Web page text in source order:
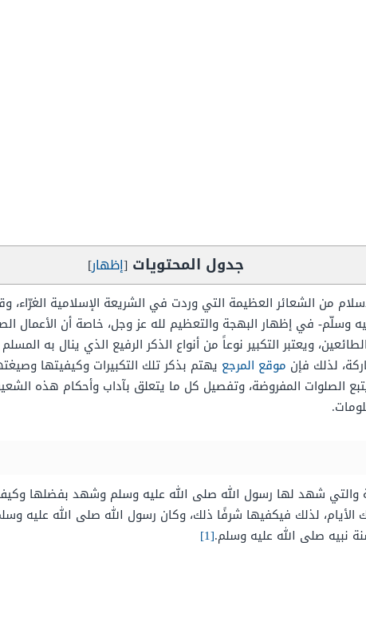
جدول المحتويات [إظهار]
من الشعائر العظيمة التي وردت في الشريعة الإسلامية الغرّاء،
وسلّم- في إظهار البهجة والتعظيم لله عز وجل، خاصة أن الأعمال
ويعتبر التكبير نوعاً من أنواع الذكر الرفيع الذي ينال به
لذلك فإن موقع المرجع يهتم بذكر تلك التكبيرات وكيفيتها
الصلوات المفروضة، وتفصيل كل ما يتعلق بآداب وأحكام هذه
شهد لها رسول الله صلى الله عليه وسلم وشهد بفضلها وكيف
لذلك فيكفيها شرفًا ذلك، وكان رسول الله صلى الله عليه
نبيه صلى الله عليه وسلم.[1]